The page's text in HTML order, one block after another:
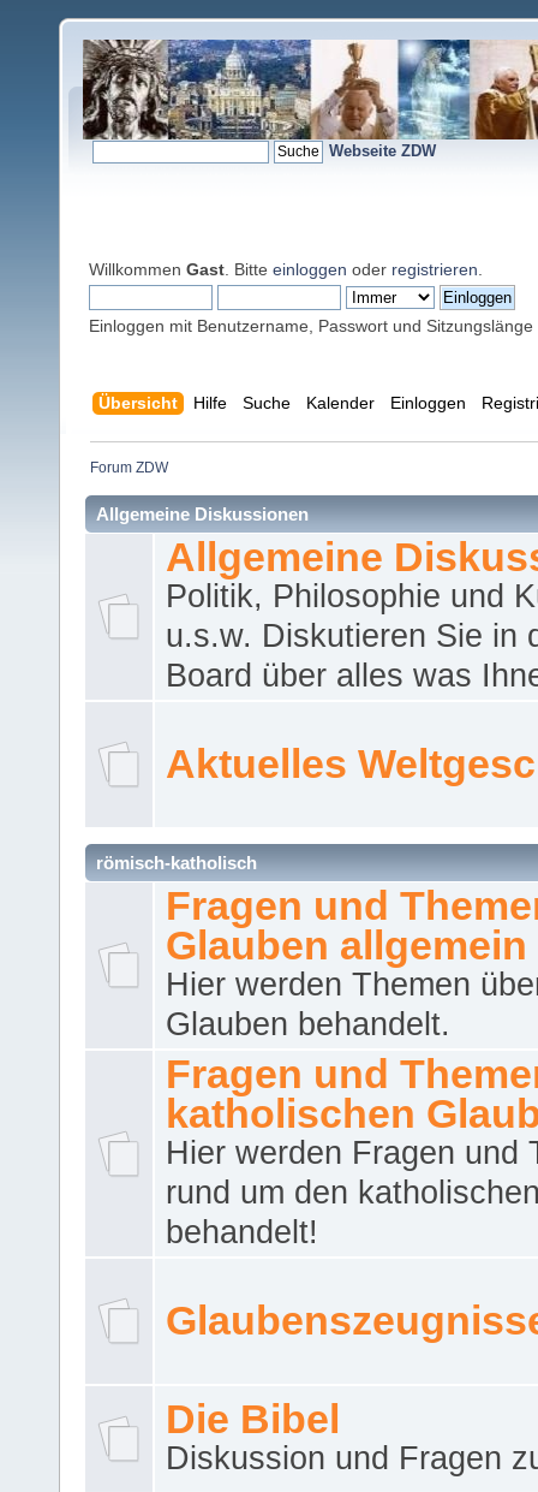
Webseite ZDW
Willkommen Gast . Bitte einloggen oder registrieren
Einloggen mit Benutzername, Passwort und Sitzungslänge
Übersicht Hilfe Suche Kalender Einloggen
Forum ZDW
Allgemeine Diskussionen
Allgemeine
Politik, Philosophie und
u.s.w. Diskutieren Sie in
Board über alles was
Aktuelles
römisch-katholisch
Fragen und
Glauben allgemein
Hier werden Themen
Glauben behandelt.
Fragen und
katholischen
Hier werden Fragen und
rund um den
behandelt!
Die Bibel
Diskussion und Fragen